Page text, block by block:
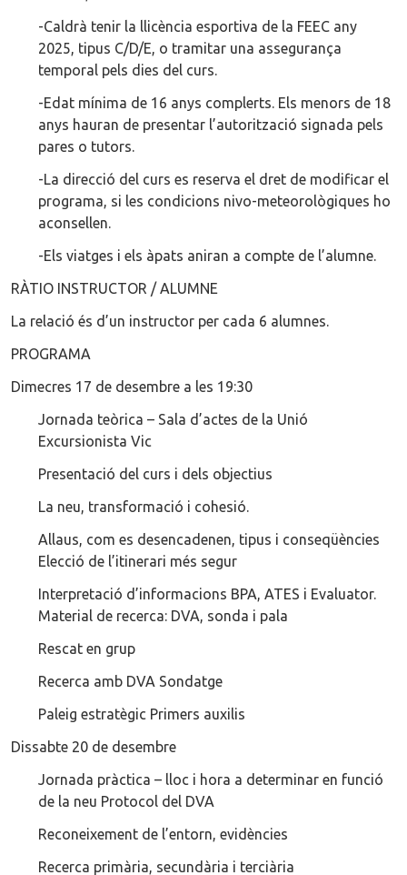
-Caldrà tenir la llicència esportiva de la FEEC any
2025, tipus C/D/E, o tramitar una assegurança
temporal pels dies del curs.
-Edat mínima de 16 anys complerts. Els menors de 18
anys hauran de presentar l’autorització signada pels
pares o tutors.
-La direcció del curs es reserva el dret de modificar el
programa, si les condicions nivo-meteorològiques ho
aconsellen.
-Els viatges i els àpats aniran a compte de l’alumne.
RÀTIO INSTRUCTOR / ALUMNE
La relació és d’un instructor per cada 6 alumnes.
PROGRAMA
Dimecres 17 de desembre a les 19:30
Jornada teòrica – Sala d’actes de la Unió
Excursionista Vic
Presentació del curs i dels objectius
La neu, transformació i cohesió.
Allaus, com es desencadenen, tipus i conseqüències
Elecció de l’itinerari més segur
Interpretació d’informacions BPA, ATES i Evaluator.
Material de recerca: DVA, sonda i pala
Rescat en grup
Recerca amb DVA Sondatge
Paleig estratègic Primers auxilis
Dissabte 20 de desembre
Jornada pràctica – lloc i hora a determinar en funció
de la neu Protocol del DVA
Reconeixement de l’entorn, evidències
Recerca primària, secundària i terciària